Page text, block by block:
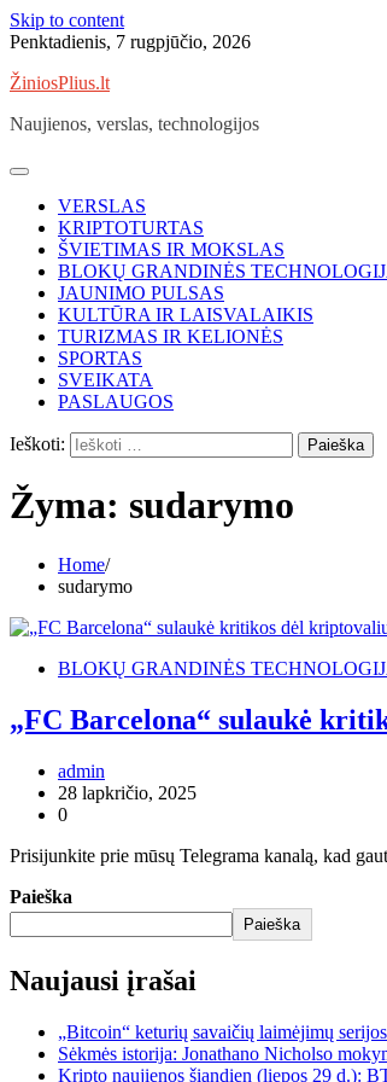
Skip to content
Penktadienis, 7 rugpjūčio, 2026
ŽiniosPlius.lt
Naujienos, verslas, technologijos
VERSLAS
KRIPTOTURTAS
ŠVIETIMAS IR MOKSLAS
BLOKŲ GRANDINĖS
JAUNIMO PULSAS
KULTŪRA IR LAISVALAIKIS
TURIZMAS IR KELIONĖS
SPORTAS
SVEIKATA
PASLAUGOS
Ieškoti:
Žyma: sudarymo
Home
sudarymo
BLOKŲ GRANDINĖS
„FC Barcelona“ sulaukė
admin
28 lapkričio, 2025
0
Prisijunkite prie mūsų Telegrama kanalą, kad
Paieška
Paieška
Naujausi įrašai
„Bitcoin“ keturių savaičių laimėjimų
Sėkmės istorija: Jonathano Nicholso
Kripto naujienos šiandien (liepos 29 d.):